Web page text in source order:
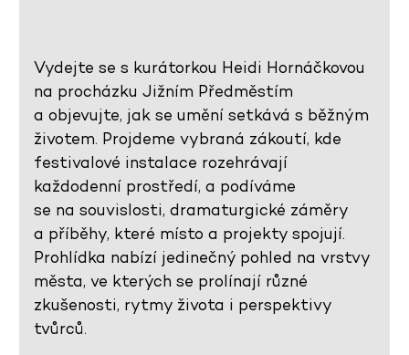
Vydejte se s kurátorkou Heidi Hornáčkovou
na procházku Jižním Předměstím
a objevujte, jak se umění setkává s běžným
životem. Projdeme vybraná zákoutí, kde
festivalové instalace rozehrávají
každodenní prostředí, a podíváme
se na souvislosti, dramaturgické záměry
a příběhy, které místo a projekty spojují.
Prohlídka nabízí jedinečný pohled na vrstvy
města, ve kterých se prolínají různé
zkušenosti, rytmy života i perspektivy
tvůrců.